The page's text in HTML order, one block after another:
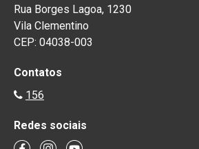
Rua Borges Lagoa, 1230
Vila Clementino
CEP: 04038-003
Contatos
156
Redes sociais